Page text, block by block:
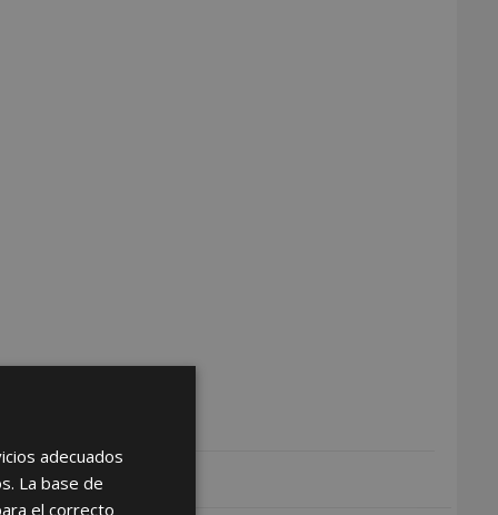
adecuados
La base de
el correcto